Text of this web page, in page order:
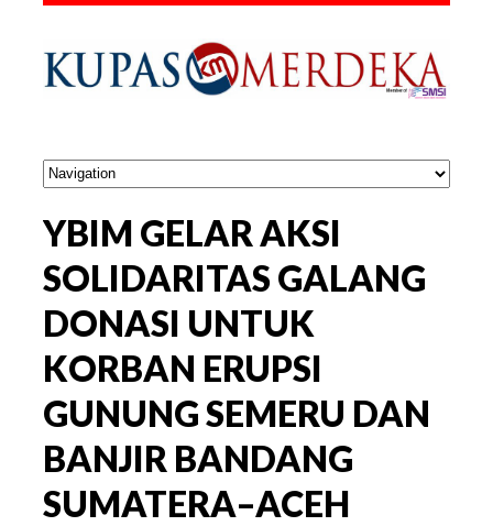
YBIM GELAR AKSI
SOLIDARITAS GALANG
DONASI UNTUK
KORBAN ERUPSI
GUNUNG SEMERU DAN
BANJIR BANDANG
SUMATERA–ACEH